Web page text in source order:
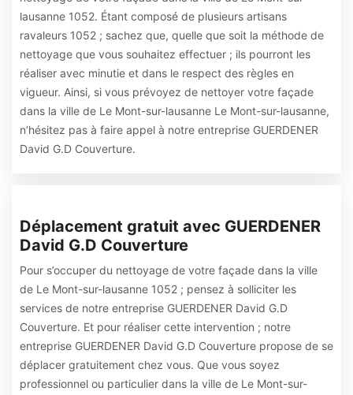
lausanne 1052. Étant composé de plusieurs artisans
ravaleurs 1052 ; sachez que, quelle que soit la méthode de
nettoyage que vous souhaitez effectuer ; ils pourront les
réaliser avec minutie et dans le respect des règles en
vigueur. Ainsi, si vous prévoyez de nettoyer votre façade
dans la ville de Le Mont-sur-lausanne Le Mont-sur-lausanne,
n’hésitez pas à faire appel à notre entreprise GUERDENER
David G.D Couverture.
Déplacement gratuit avec GUERDENER
David G.D Couverture
Pour s’occuper du nettoyage de votre façade dans la ville
de Le Mont-sur-lausanne 1052 ; pensez à solliciter les
services de notre entreprise GUERDENER David G.D
Couverture. Et pour réaliser cette intervention ; notre
entreprise GUERDENER David G.D Couverture propose de se
déplacer gratuitement chez vous. Que vous soyez
professionnel ou particulier dans la ville de Le Mont-sur-